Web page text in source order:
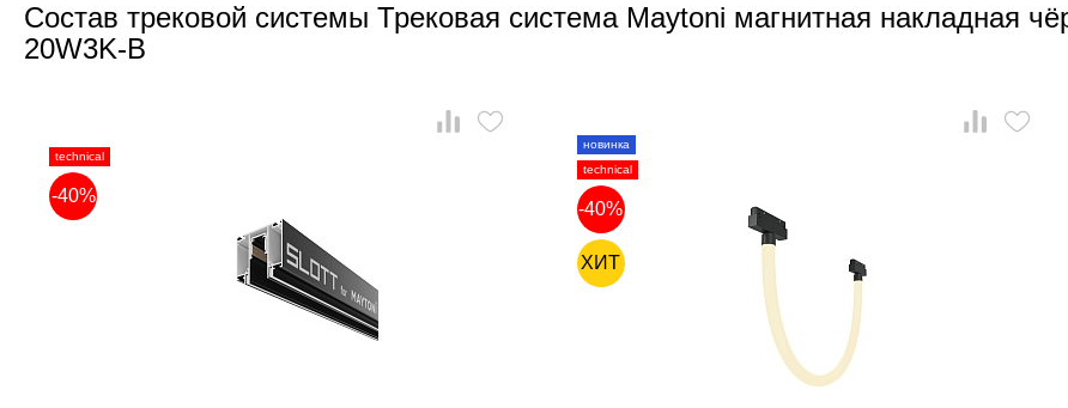
Состав трековой системы Трековая система Maytoni магнитная накладная
20W3K-B
technical
-40%
новинка
technical
-40%
ХИТ